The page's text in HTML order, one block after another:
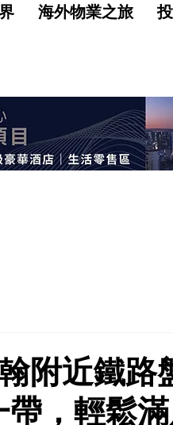
海外物業之旅
附近鐵路
帶，輕鬆